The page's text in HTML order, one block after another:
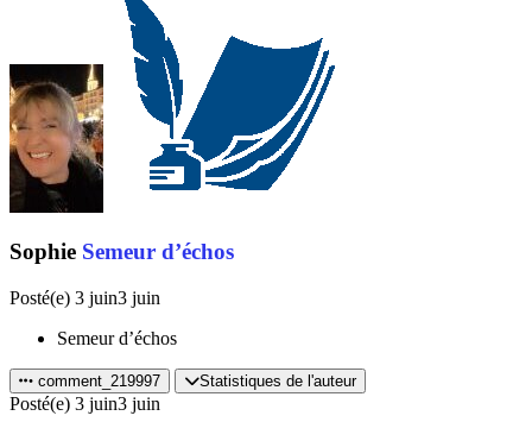
Sophie Semeur d’échos
Posté(e) 3 juin3 juin
Semeur d’échos
comment_219997 Statistiques de l'auteur
Posté(e) 3 juin3 juin